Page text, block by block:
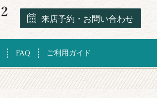
来店予約・お問い合わせ
FAQ ご利用ガイド